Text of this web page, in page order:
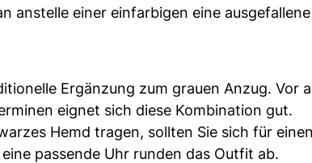
anstelle einer einfarbigen eine
Ergänzung zum grauen Anzug. Vor
eignet sich diese Kombination gut.
Hemd tragen, sollten Sie sich für einen
passende Uhr runden das Outfit ab.